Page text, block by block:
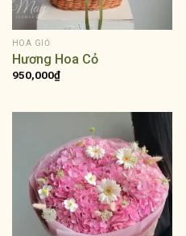
HOA GIỎ
Hương Hoa Cỏ
950,000₫